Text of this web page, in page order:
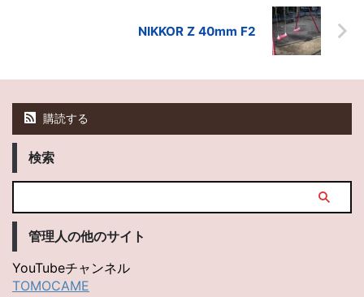
NIKKOR Z 40mm F2
購読する
検索
管理人の他のサイト
YouTubeチャンネル
TOMOCAME